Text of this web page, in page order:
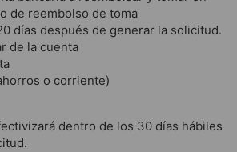
de reembolso de toma
días después de generar la solicitud.
de la cuenta
o corriente)
dentro de los 30 días hábiles